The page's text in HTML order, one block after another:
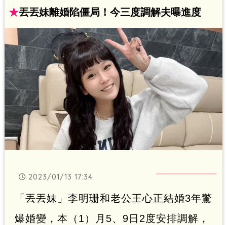
跳歌手圓夢計劃」。
★丟丟妹離婚陷僵局！今三度調解夫曝進度
2023/01/13 17:34
「丟丟妹」李明珊和老公王心正結婚3年驚
爆婚變，本（1）月5、9日2度安排調解，